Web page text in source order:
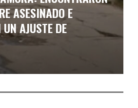
ASESINADO E
AJUSTE DE